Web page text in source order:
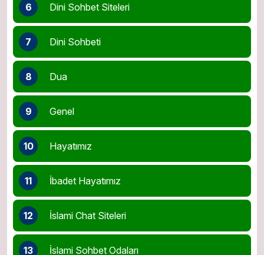
6 Dini Sohbet Siteleri
7 Dini Sohbeti
8 Dua
9 Genel
10 Hayatımız
11 İbadet Hayatımız
12 İslami Chat Siteleri
13 İslami Sohbet Odaları